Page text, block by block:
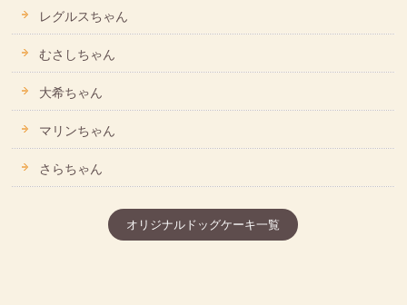
レグルスちゃん
むさしちゃん
大希ちゃん
マリンちゃん
さらちゃん
オリジナルドッグケーキ一覧